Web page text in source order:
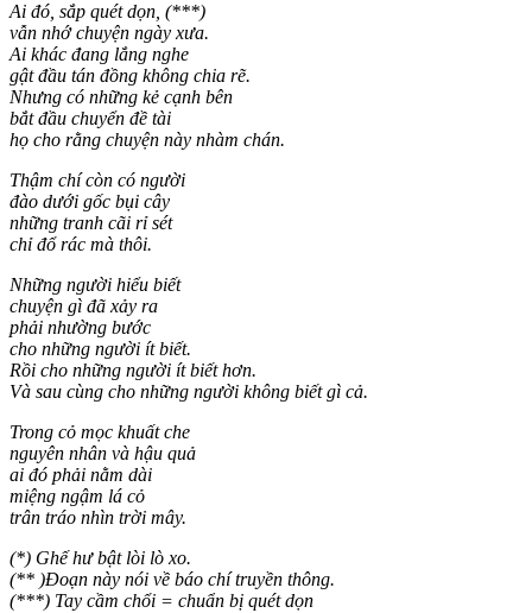
Ai đó, sắp quét dọn, (***)
vẫn nhớ chuyện ngày xưa.
Ai khác đang lắng nghe
gật đầu tán đồng không chia rẽ.
Nhưng có những kẻ cạnh bên
bắt đầu chuyển đề tài
họ cho rằng chuyện này nhàm chán.
Thậm chí còn có người
đào dưới gốc bụi cây
những tranh cãi rỉ sét
chỉ đổ rác mà thôi.
Những người hiểu biết
chuyện gì đã xảy ra
phải nhường bước
cho những người ít biết.
Rồi cho những người ít biết hơn.
Và sau cùng cho những người không biết gì cả.
Trong cỏ mọc khuất che
nguyên nhân và hậu quả
ai đó phải nằm dài
miệng ngậm lá cỏ
trân tráo nhìn trời mây.
(*) Ghế hư bật lòi lò xo.
(** )Đoạn này nói về báo chí truyền thông.
(***) Tay cầm chổi = chuẩn bị quét dọn